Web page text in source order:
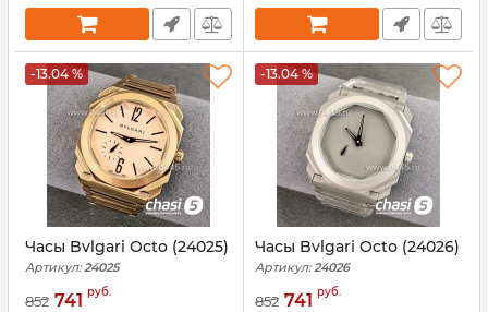
-13.04 %
Часы Bvlgari Octo (24025)
Артикул: 24025
852 741 руб.
-13.04 %
Часы Bvlgari Octo (24026)
Артикул: 24026
852 741 руб.